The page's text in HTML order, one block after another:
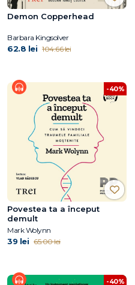
Demon Copperhead
Barbara Kingsolver
62.8 lei 104.66 lei
-40%
Povestea ta a început
demult
Mark Wolynn
39 lei 65.00 lei
-40%